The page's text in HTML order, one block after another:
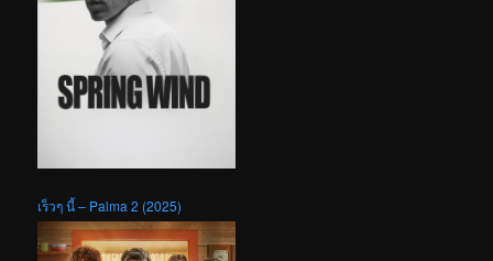
เร็วๆ นี้ – Palma 2 (2025)